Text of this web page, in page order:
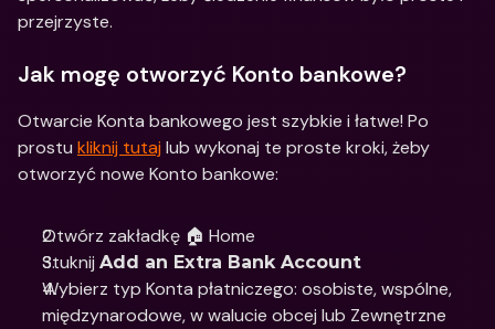
przejrzyste.
Jak mogę otworzyć Konto bankowe?
Otwarcie Konta bankowego jest szybkie i łatwe! Po
prostu kliknij tutaj lub wykonaj te proste kroki, żeby
otworzyć nowe Konto bankowe:
Otwórz zakładkę 🏠 Home
Stuknij Add an Extra Bank Account
Wybierz typ Konta płatniczego: osobiste, wspólne,
międzynarodowe, w walucie obcej lub Zewnętrzne